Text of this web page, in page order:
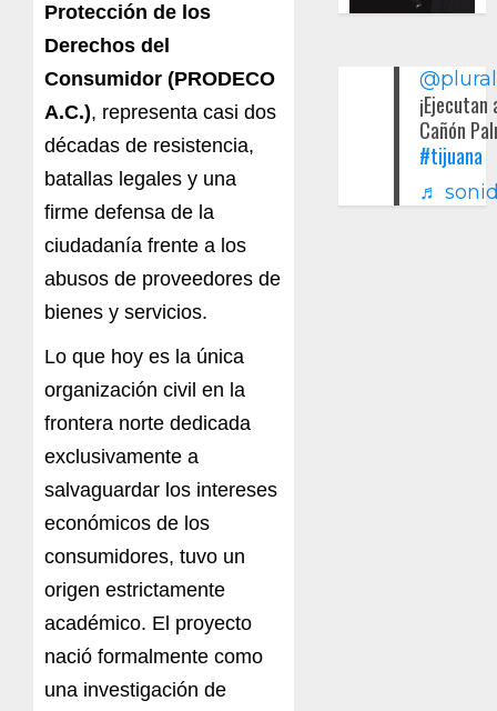
Protección de los
Derechos del
Consumidor (PRODECO
A.C.), representa casi dos
décadas de resistencia,
batallas legales y una
firme defensa de la
ciudadanía frente a los
abusos de proveedores de
bienes y servicios.
Lo que hoy es la única
organización civil en la
frontera norte dedicada
exclusivamente a
salvaguardar los intereses
económicos de los
consumidores, tuvo un
origen estrictamente
académico. El proyecto
nació formalmente como
una investigación de
Cañón
#tijuana
♬